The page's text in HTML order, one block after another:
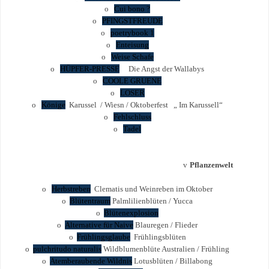
o Cui bono ?
o PFINGSTFREUDE
o poetrybook 1
o Enteisung
o Weise Schafe
o HÜPFER-PRESSE Die Angst der Wallabys
o COOLE GRUENE
o LOSER
o Könige Karussel / Wiesn / Oktoberfest „ Im Karussell“
o Fehlschluss
o Tadel
v Pflanzenwelt
o Herbstreben Clematis und Weinreben im Oktober
o Blütentraum Palmlilienblüten / Yucca
o Blütenexplosion
o Alternative für Naive Blauregen / Flieder
o Frühlingsglaube Frühlingsblüten
o pulchritudo naturalis Wildblumenblüte Australien / Frühling
o Atemberaubende Wildnis Lotusblüten / Billabong